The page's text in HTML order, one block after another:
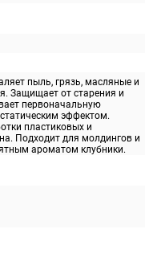
пыль, грязь, масляные и
Защищает от старения и
первоначальную
эффектом.
пластиковых и
Подходит для молдингов и
ароматом клубники.